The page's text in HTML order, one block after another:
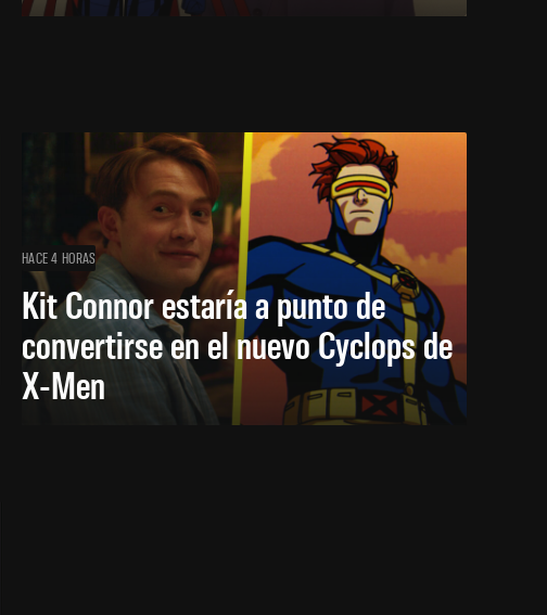
HACE 4 HORAS
Kit Connor estaría a punto de
convertirse en el nuevo Cyclops de
X-Men